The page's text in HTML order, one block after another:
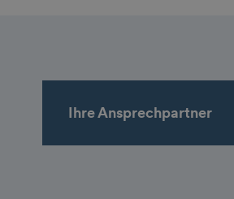
Ihre Ansprechpartner